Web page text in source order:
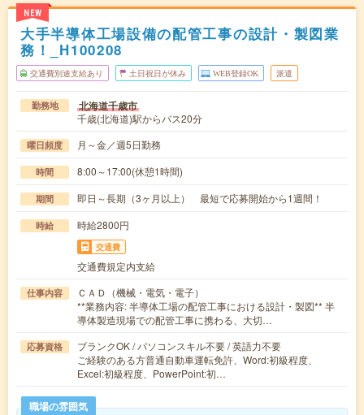
NEW
大手半導体工場設備の配管工事の設計・製図業
務！_H100208
交通費別途支給あり 土日祝日が休み WEB登録OK 派遣
勤務地 北海道千歳市
千歳(北海道)駅からバス20分
曜日頻度 月～金／週5日勤務
時間 8:00～17:00(休憩1時間)
期間 即日～長期（3ヶ月以上） 最短で応募開始から1週間！
時給 時給2800円
交通費
交通費規定内支給
仕事内容
ＣＡＤ（機械・電気・電子）
**業務内容: 半導体工場の配管工事における設計・製図** 半
導体製造現場での配管工事に携わる、大切…
応募資格
ブランクOK / パソコンスキル不要 / 英語力不要
ご経験のある方普通自動車運転免許、Word:初級程度、
Excel:初級程度、PowerPoint:初…
職場の雰囲気